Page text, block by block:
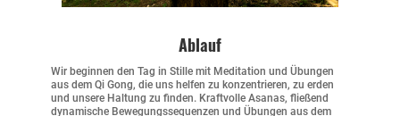
Ablauf
Wir beginnen den Tag in Stille mit Meditation und Übungen
aus dem Qi Gong, die uns helfen zu konzentrieren, zu erden
und unsere Haltung zu finden. Kraftvolle Asanas, fließend
dynamische Bewegungssequenzen und Übungen aus dem